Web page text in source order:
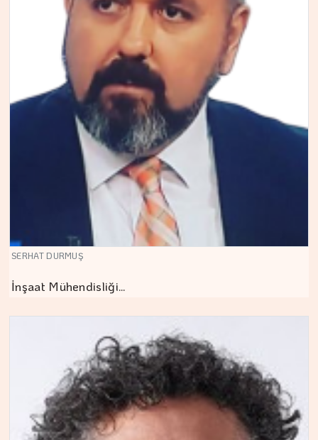
SERHAT DURMUŞ
İnşaat Mühendisliği…